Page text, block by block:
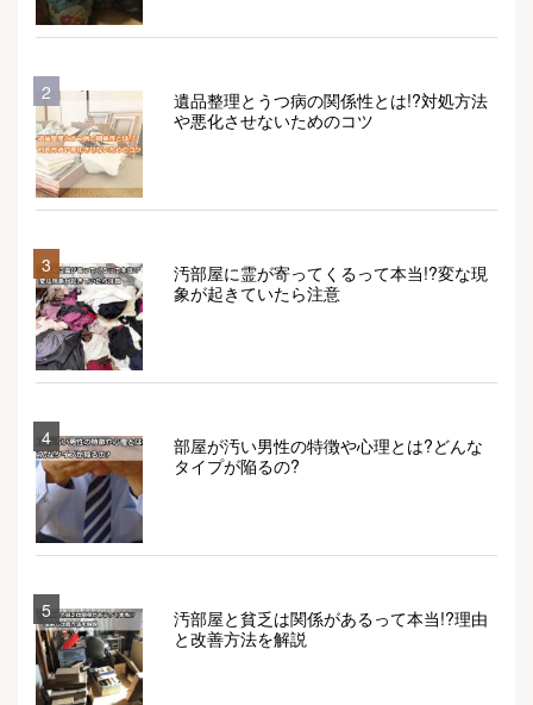
2
遺品整理とうつ病の関係性とは!?対処方法
や悪化させないためのコツ
3
汚部屋に霊が寄ってくるって本当!?変な現
象が起きていたら注意
4
部屋が汚い男性の特徴や心理とは?どんな
タイプが陥るの?
5
汚部屋と貧乏は関係があるって本当!?理由
と改善方法を解説